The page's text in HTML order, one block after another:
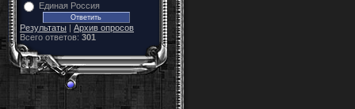
Единая Россия
Результаты | Архив опросов
Всего ответов: 301